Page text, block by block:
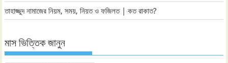
তাহাজ্জুদ নামাজের নিয়ম, সময়, নিয়ত ও ফজিলত | কত রাকাত?
মাস ভিত্তিক জানুন